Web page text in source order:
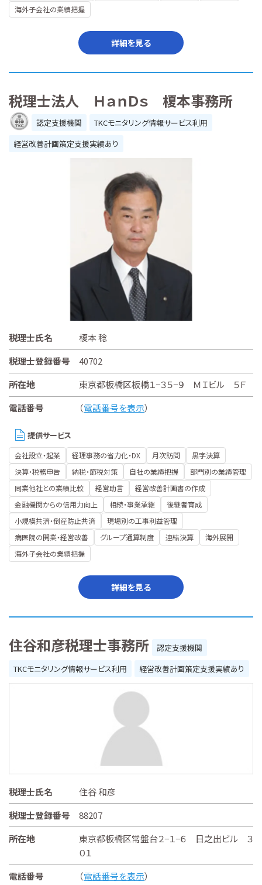
海外子会社の業績把握
詳細を見る
税理士法人 ＨａｎＤｓ 榎本事務所
認定支援機関
TKCモニタリング情報サービス利用
経営改善計画策定支援実績あり
税理士氏名
榎本 稔
税理士登録番号
40702
所在地
東京都板橋区板橋１−３５−９ ＭＩビル ５Ｆ
電話番号
（電話番号を表示）
提供サービス
会社設立・起業 経理事務の省力化・DX 月次訪問
黒字決算
決算・税務申告
納税・節税対策 自社の業績把握
部門別の業績管理
同業他社との業績比較
経営助言
経営改善計画書の作成
金融機関からの信用力向上
相続・事業承継
後継者育成
小規模共済・倒産防止共済
現場別の工事利益管理
病医院の開業・経営改善
グループ通算制度 連結決算
海外展開
海外子会社の業績把握
詳細を見る
住谷和彦税理士事務所
認定支援機関
TKCモニタリング情報サービス利用
経営改善計画策定支援実績あり
税理士氏名
住谷 和彦
税理士登録番号
88207
所在地
東京都板橋区常盤台２−１−６ 日之出ビル ３
０１
電話番号
（電話番号を表示）